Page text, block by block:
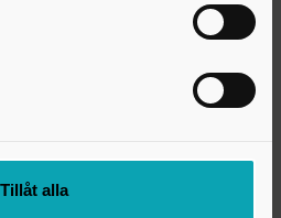
Tillåt alla
runt: